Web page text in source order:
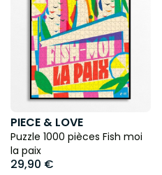
PIECE & LOVE
Puzzle 1000 pièces Fish moi
la paix
29,90 €